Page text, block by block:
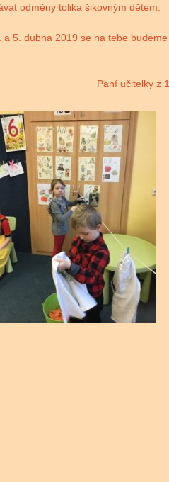
odměny tolika šikovným dětem.
5. dubna 2019 se na tebe
Paní učitelky z